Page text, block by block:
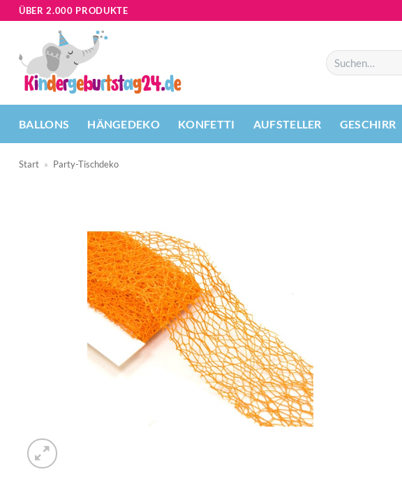
Zum
springen
ÜBER 2.000 PRODUKTE
Suchen
nach:
BALLONS HÄNGEDEKO KONFETTI AUFSTELLER GESCHIRR
Start » Party-Tischdeko